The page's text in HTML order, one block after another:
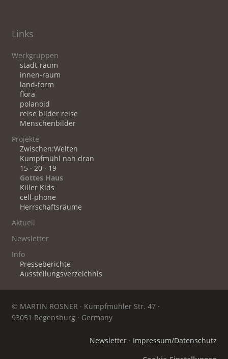
Links
Werkgruppen
stadt-raum
innen-raum
land-form
flora
polanoid
reise bilder reise
Menschenbilder
Projekte
Zwischen:Welten
Kumpfmühl nah dran
15 · 20 · 19
Gottes Haus
Killer Kids
cell-phone
Herrschaftsräume
Aktuell
Newsletter
Info
Presseberichte
Ausstellungsverzeichnis
© MARTIN ROSNER · Kumpfmühler Str. 47 ·
93051 Regensburg · Germany
Newsletter· Impressum/Datenschutz